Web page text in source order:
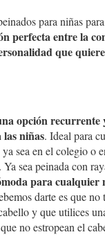
para niñas
perfecta entre la
que
opción recurrente
niñas. Ideal para
sea en el colegio o
Ya sea peinada con
para cualquier
darte es que no
y que utilices
no estropean el